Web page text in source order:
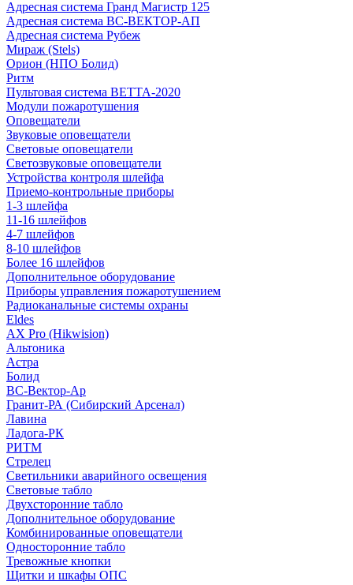
Адресная система Гранд Магистр 125
Адресная система ВС-ВЕКТОР-АП
Адресная система Рубеж
Мираж (Stels)
Орион (НПО Болид)
Ритм
Пультовая система ВЕТТА-2020
Модули пожаротушения
Оповещатели
Звуковые оповещатели
Световые оповещатели
Светозвуковые оповещатели
Устройства контроля шлейфа
Приемо-контрольные приборы
1-3 шлейфа
11-16 шлейфов
4-7 шлейфов
8-10 шлейфов
Более 16 шлейфов
Дополнительное оборудование
Приборы управления пожаротушением
Радиоканальные системы охраны
Eldes
AX Pro (Hikwision)
Альтоника
Астра
Болид
ВС-Вектор-Ар
Гранит-РА (Сибирский Арсенал)
Лавина
Ладога-РК
РИТМ
Стрелец
Светильники аварийного освещения
Световые табло
Двухсторонние табло
Дополнительное оборудование
Комбинированные оповещатели
Односторонние табло
Тревожные кнопки
Щитки и шкафы ОПС